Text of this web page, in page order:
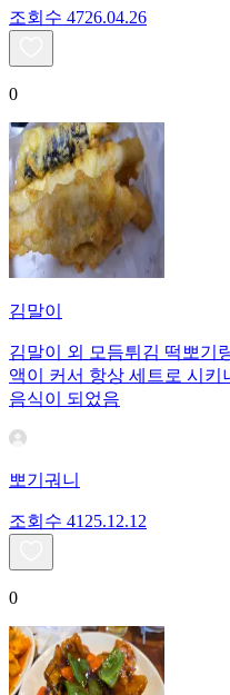
조회수 4726.04.26
0
김말이
김말이 외 모듬튀김 떡뽀기
액이 커서 항상 세트로 시
음식이 되었음
뽀기궈니
조회수 41 25.12.12
0